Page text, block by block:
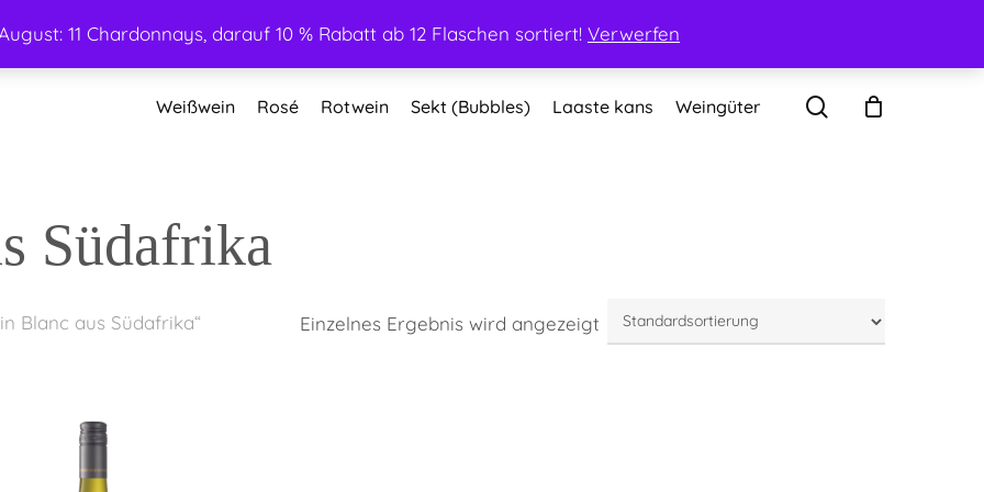
11 Chardonnays, darauf 10 % Rabatt ab 12 Flaschen sortiert! Verwerfen
Mein Konto
Weißwein Rosé Rotwein Sekt (Bubbles) Laaste kans Weingüter search
Südafrika
Einzelnes Ergebnis wird angezeigt
Blanc aus Südafrika“